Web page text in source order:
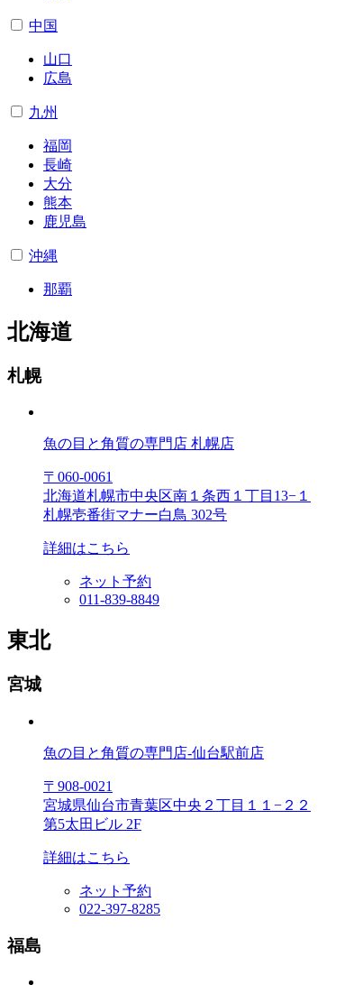
中国
山口
広島
九州
福岡
長崎
大分
熊本
鹿児島
沖縄
那覇
北海道
札幌
魚の目と角質の専門店 札幌店
〒060-0061
北海道札幌市中央区南１条西１丁目13−１
札幌壱番街マナー白鳥 302号
詳細はこちら
ネット予約
011-839-8849
東北
宮城
魚の目と角質の専門店-仙台駅前店
〒908‐0021
宮城県仙台市青葉区中央２丁目１１−２２
第5太田ビル 2F
詳細はこちら
ネット予約
022‐397-8285
福島